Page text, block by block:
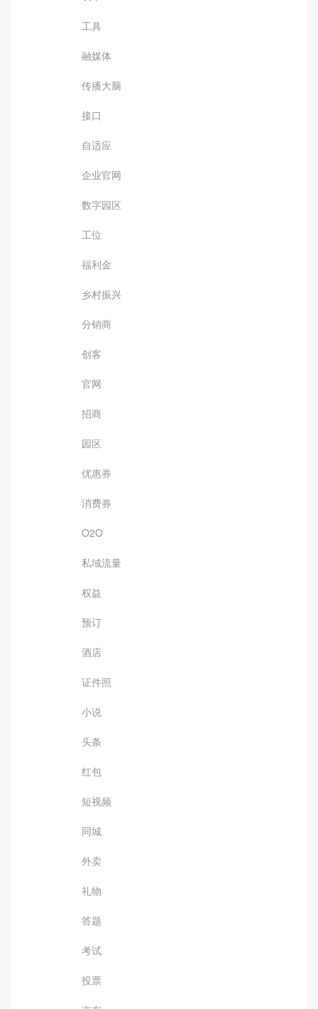
工具
融媒体
传播大脑
接口
自适应
企业官网
数字园区
工位
福利金
乡村振兴
分销商
创客
官网
招商
园区
优惠券
消费券
O2O
私域流量
权益
预订
酒店
证件照
小说
头条
红包
短视频
同城
外卖
礼物
答题
考试
投票